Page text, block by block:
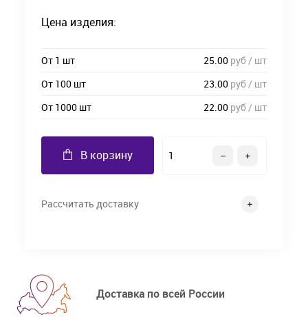
Цена изделия:
От 1 шт 25.00 руб / шт
От 100 шт
23.00 руб / шт
От 1000 шт
22.00 руб / шт
В корзину
Рассчитать доставку
Доставка по всей России